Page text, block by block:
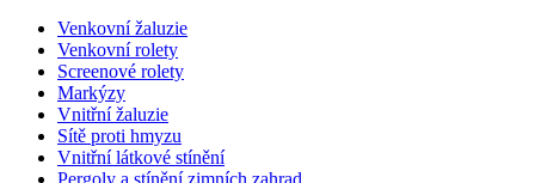
Venkovní žaluzie
Venkovní rolety
Screenové rolety
Markýzy
Vnitřní žaluzie
Sítě proti hmyzu
Vnitřní látkové stínění
Pergoly a stínění zimních zahrad